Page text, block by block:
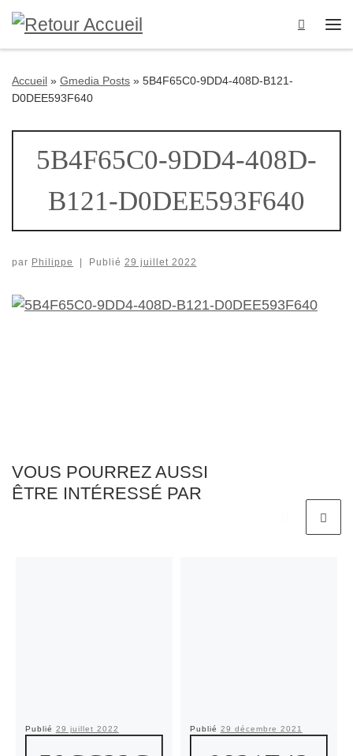
Passer au contenu
Search
Accueil » Gmedia Posts » 5B4F65C0-9DD4-408D-B121-
D0DEE593F640
5B4F65C0-9DD4-408D-
B121-D0DEE593F640
par Philippe Publié 29 juillet 2022
VOUS POURREZ AUSSI
ÊTRE INTÉRESSÉ PAR
Publié 29 juillet 2022 Publié 29 décembre 2021